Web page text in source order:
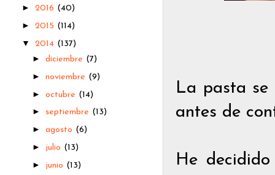
La pasta se
antes de
He
► 2016 (40)
► 2015 (114)
▼ 2014 (137)
►diciembre (7)
►noviembre (9)
►octubre (14)
► septiembre (13)
►agosto (6)
► julio (13)
► junio (13)